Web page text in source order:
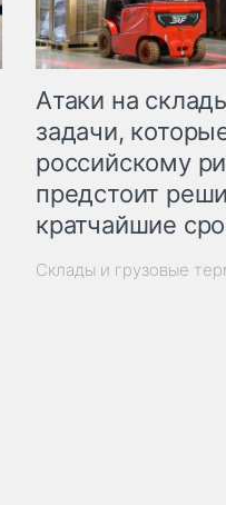
Атаки на
задачи,
российскому
предстоит
кратчайшие
Склады и грузовые